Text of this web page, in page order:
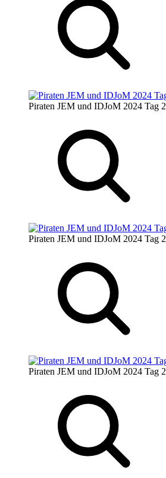
Piraten JEM und IDJoM 2024 Tag 2
Piraten JEM und IDJoM 2024 Tag 2
Piraten JEM und IDJoM 2024 Tag 2